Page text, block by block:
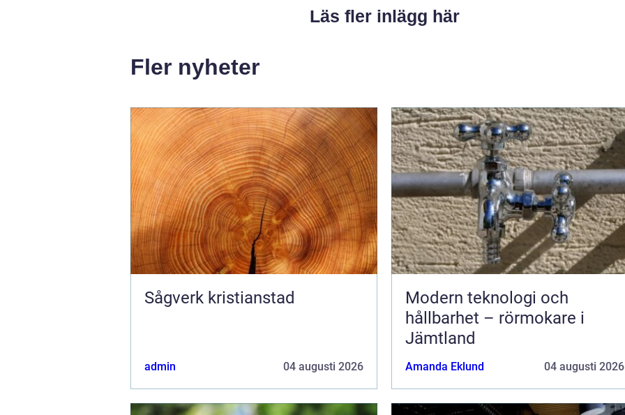
Läs fler inlägg här
Fler nyheter
Sågverk kristianstad
admin 04 augusti 2026
Modern teknologi och
hållbarhet – rörmokare i
Jämtland
Amanda Eklund 04 augusti 2026